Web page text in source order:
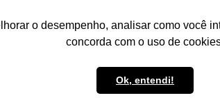
o desempenho, analisar como você
concorda com o uso de
Ok, entendi!